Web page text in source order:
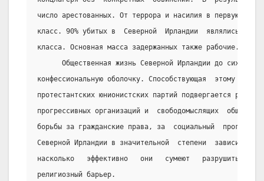
число арестованных. От террора и насилия в первую
класс. 90% убитых в  Северной  Ирландии  являлись
класса. Основная масса задержанных также рабочие.
Общественная жизнь Северной Ирландии до сих пор
конфессиональную оболочку. Способствующая  этому
протестантских юнионистских партий подвергается
прогрессивных организаций и  свободомыслящих
борьбы за гражданские права, за  социальный  прогресс
Северной Ирландии в значительной  степени  зависит
насколько   эффективно   они   сумеют   разрушить
религиозный барьер.